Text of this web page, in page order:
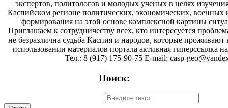
экспертов, политологов и молодых ученых в целях
Каспийском регионе политических, экономических, военных
формирования на этой основе комплексной картины
Приглашаем к сотрудничеству всех, кто интересуется
не безразлична судьба Каспия и народов, которые проживают
использовании материалов портала активная гиперссылка на
Тел.: 8 (917) 175-90-75 E-mail: casp-
Поиск: